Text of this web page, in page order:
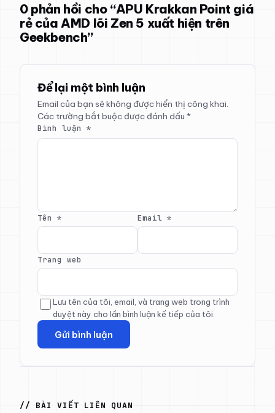
0 phản hồi cho “APU Krakkan Point giá
rẻ của AMD lõi Zen 5 xuất hiện trên
Geekbench”
Để lại một bình luận
Email của bạn sẽ không được hiển thị công khai.
Các trường bắt buộc được đánh dấu *
Bình luận *
Tên * Email *
Trang web
Lưu tên của tôi, email, và trang web trong trình
duyệt này cho lần bình luận kế tiếp của tôi.
// BÀI VIẾT LIÊN QUAN